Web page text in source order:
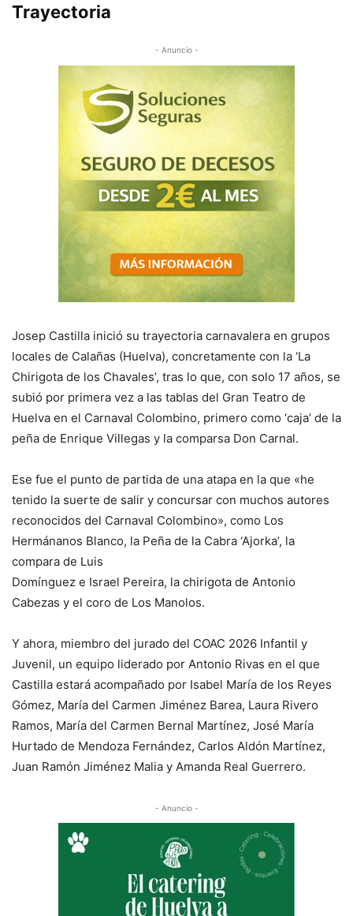
Trayectoria
- Anuncio -
Josep Castilla inició su trayectoria carnavalera en grupos
locales de Calañas (Huelva), concretamente con la ‘La
Chirigota de los Chavales’, tras lo que, con solo 17 años, se
subió por primera vez a las tablas del Gran Teatro de
Huelva en el Carnaval Colombino, primero como ‘caja’ de la
peña de Enrique Villegas y la comparsa Don Carnal.
Ese fue el punto de partida de una atapa en la que «he
tenido la suerte de salir y concursar con muchos autores
reconocidos del Carnaval Colombino», como Los
Hermánanos Blanco, la Peña de la Cabra ‘Ajorka’, la
compara de Luis
Domínguez e Israel Pereira, la chirigota de Antonio
Cabezas y el coro de Los Manolos.
Y ahora, miembro del jurado del COAC 2026 Infantil y
Juvenil, un equipo liderado por Antonio Rivas en el que
Castilla estará acompañado por Isabel María de los Reyes
Gómez, María del Carmen Jiménez Barea, Laura Rivero
Ramos, María del Carmen Bernal Martínez, José María
Hurtado de Mendoza Fernández, Carlos Aldón Martínez,
Juan Ramón Jiménez Malia y Amanda Real Guerrero.
- Anuncio -